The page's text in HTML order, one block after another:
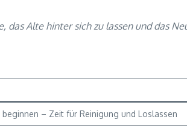
das Alte hinter sich zu lassen und das
beginnen – Zeit für Reinigung und Loslassen